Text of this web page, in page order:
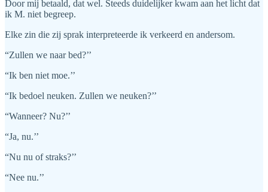
Door mij betaald, dat wel. Steeds duidelijker kwam aan het licht dat
ik M. niet begreep.
Elke zin die zij sprak interpreteerde ik verkeerd en andersom.
“Zullen we naar bed?’’
“Ik ben niet moe.’’
“Ik bedoel neuken. Zullen we neuken?’’
“Wanneer? Nu?’’
“Ja, nu.’’
“Nu nu of straks?’’
“Nee nu.’’